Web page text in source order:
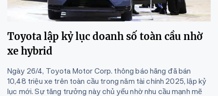
Toyota lập kỷ lục doanh số toàn cầu nhờ
xe hybrid
Ngày 26/4, Toyota Motor Corp. thông báo hãng đã bán
10,48 triệu xe trên toàn cầu trong năm tài chính 2025, lập kỷ
lục mới. Sự tăng trưởng này chủ yếu nhờ nhu cầu mạnh mẽ